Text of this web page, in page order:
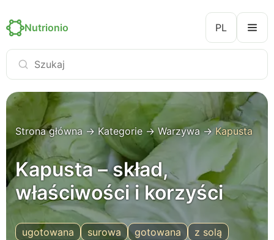
Nutrionio PL
Strona główna → Kategorie →Warzywa→Kapusta
Kapusta – skład,
właściwości i korzyści
ugotowana surowa gotowana
z solą